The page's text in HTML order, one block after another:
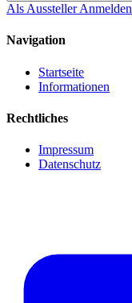
Als Aussteller Anmelden
Navigation
Startseite
Informationen
Rechtliches
Impressum
Datenschutz